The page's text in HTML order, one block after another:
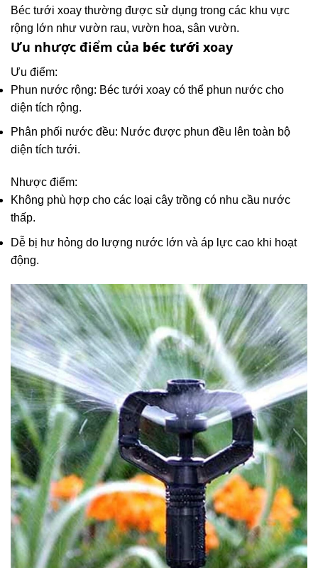
Béc tưới xoay thường được sử dụng trong các khu vực
rộng lớn như vườn rau, vườn hoa, sân vườn.
Ưu nhược điểm của béc tưới xoay
Ưu điểm:
Phun nước rộng: Béc tưới xoay có thể phun nước cho
diện tích rộng.
Phân phối nước đều: Nước được phun đều lên toàn bộ
diện tích tưới.
Nhược điểm:
Không phù hợp cho các loại cây trồng có nhu cầu nước
thấp.
Dễ bị hư hỏng do lượng nước lớn và áp lực cao khi hoạt
động.